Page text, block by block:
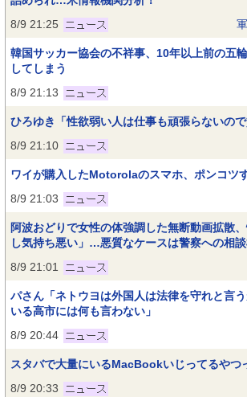
8/9 21:25
韓国サッカー協会の不祥事、10年以上前の五
してしまう
8/9 21:13
ひろゆき「性欲弱い人は仕事も頑張らないので
8/9 21:10
ワイが購入したMotorolaのスマホ、ポンコツ
8/9 21:03
阿波おどりで女性の体強調した無断動画拡散
し気持ち悪い」…悪質なケースは警察への相
8/9 21:01
パさん「ネトウヨは外国人は法律を守れと言
いる高市には何も言わない」
8/9 20:44
スタバで大量にいるMacBookいじってるやつ
8/9 20:33